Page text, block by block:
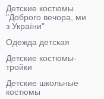
Детские костюмы
"Доброго вечора, ми
з України"
Одежда детская
Детские костюмы-
тройки
Детские школьные
костюмы